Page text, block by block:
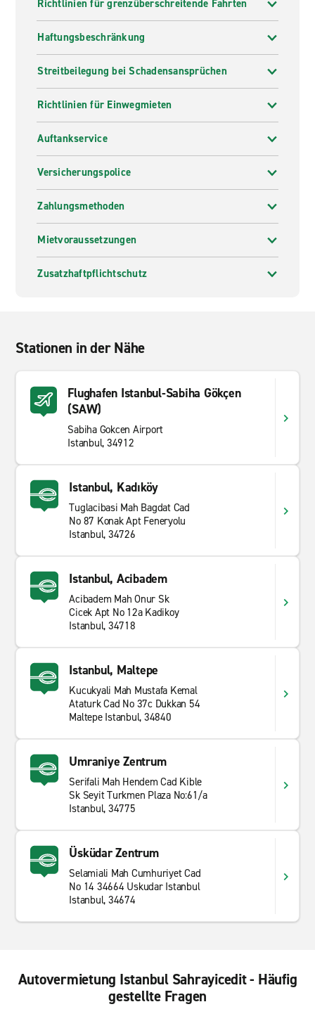
Richtlinien für grenzüberschreitende Fahrten
Haftungsbeschränkung
Streitbeilegung bei Schadensansprüchen
Richtlinien für Einwegmieten
Auftankservice
Versicherungspolice
Zahlungsmethoden
Mietvoraussetzungen
Zusatzhaftpflichtschutz
Stationen in der Nähe
Flughafen Istanbul-Sabiha Gökçen
(SAW)
Sabiha Gokcen Airport
Istanbul, 34912
Istanbul, Kadıköy
Tuglacibasi Mah Bagdat Cad
No 87 Konak Apt Feneryolu
Istanbul, 34726
Istanbul, Acibadem
Acibadem Mah Onur Sk
Cicek Apt No 12a Kadikoy
Istanbul, 34718
Istanbul, Maltepe
Kucukyali Mah Mustafa Kemal
Ataturk Cad No 37c Dukkan 54
Maltepe Istanbul, 34840
Umraniye Zentrum
Serifali Mah Hendem Cad Kible
Sk Seyit Turkmen Plaza No:61/a
Istanbul, 34775
Üsküdar Zentrum
Selamiali Mah Cumhuriyet Cad
No 14 34664 Uskudar Istanbul
Istanbul, 34674
Autovermietung Istanbul Sahrayicedit - Häufig
gestellte Fragen